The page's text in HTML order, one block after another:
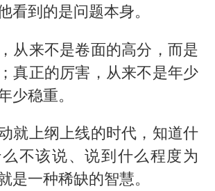
看到的是问题本身。
从来不是卷面的高分，而是
真正的厉害，从来不是年少
少稳重。
就上纲上线的时代，知道什
不该说、说到什么程度为
是一种稀缺的智慧。